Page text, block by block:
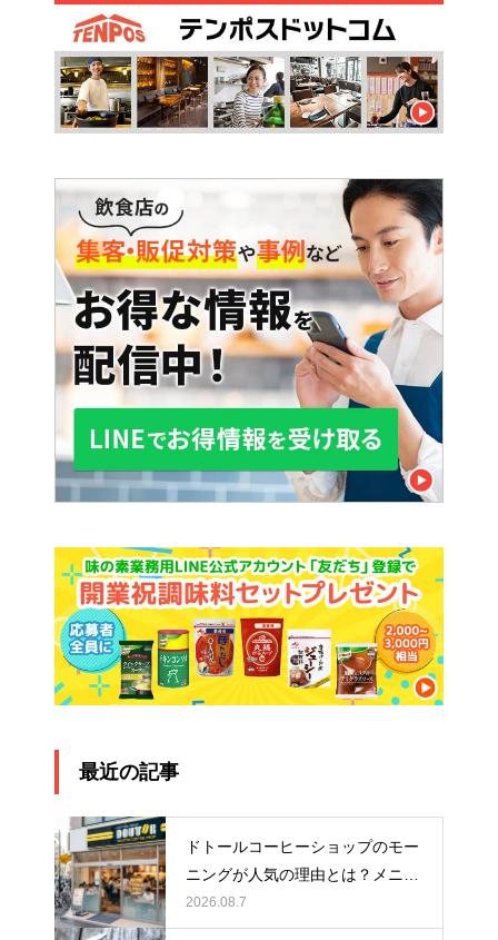
最近の記事
ドトールコーヒーショップのモー
ニングが人気の理由とは？メニュ
ーや時間、おすすめの楽しみ方を
紹介
2026.08.7